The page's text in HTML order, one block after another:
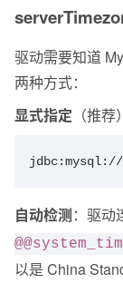
驱动需要知道
两种方式：
显式指定 （推荐
jdbc:mysql://
自动检测：驱动
以是 China